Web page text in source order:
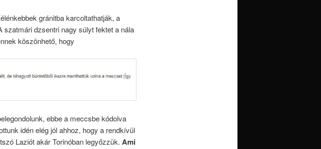
gránitba karcoltathatják, a
dzsentri nagy súlyt fektet a nála
köszönhető, hogy
ebbe a meccsbe kódolva
idén elég jól ahhoz, hogy a rendkívül
Laziót akár Torinóban legyőzzük. Ami